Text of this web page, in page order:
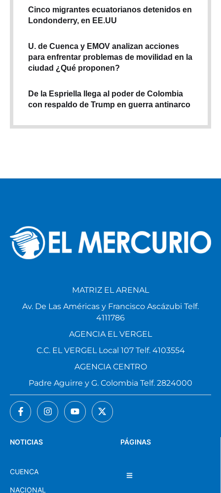
Cinco migrantes ecuatorianos detenidos en
Londonderry, en EE.UU
U. de Cuenca y EMOV analizan acciones
para enfrentar problemas de movilidad en la
ciudad ¿Qué proponen?
De la Espriella llega al poder de Colombia
con respaldo de Trump en guerra antinarco
PÁGINAS
NOTICIAS
CUENCA
NACIONAL
MATRIZ EL ARENAL
Av. De Las Américas y Francisco Ascázubi Telf.
4111786
AGENCIA EL VERGEL
C.C. EL VERGEL Local 107 Telf. 4103554
AGENCIA CENTRO
Padre Aguirre y G. Colombia Telf. 2824000